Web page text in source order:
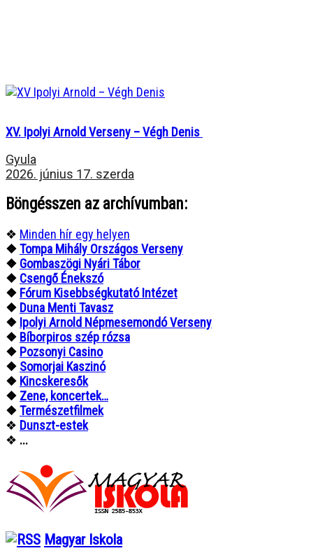
XV. Ipolyi Arnold Verseny – Végh Denis
Gyula
2026. június 17. szerda
Böngésszen az archívumban:
❖ Minden hír egy helyen
❖Tompa Mihály Országos Verseny
❖ Gombaszögi Nyári Tábor
❖ Csengő Énekszó
❖ Fórum Kisebbségkutató Intézet
❖ Duna Menti Tavasz
❖ Ipolyi Arnold Népmesemondó Verseny
❖ Bíborpiros szép rózsa
❖ Pozsonyi Casino
❖ Somorjai Kaszinó
❖ Kincskeresők
❖ Zene, koncertek…
❖Természetfilmek
❖ Dunszt-estek
❖ ...
Magyar Iskola